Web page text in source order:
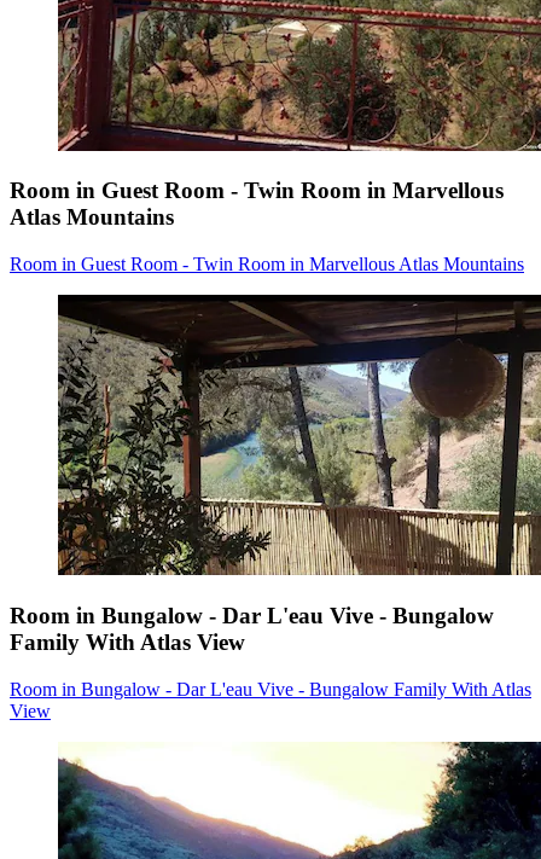
Room in Guest Room - Twin Room in Marvellous
Atlas Mountains
Room in Guest Room - Twin Room in Marvellous Atlas Mountains
Room in Bungalow - Dar L'eau Vive - Bungalow
Family With Atlas View
Room in Bungalow - Dar L'eau Vive - Bungalow Family With Atlas
View